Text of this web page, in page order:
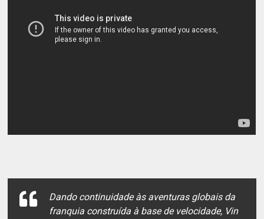
Dando continuidade às aventuras globais da
franquia construída à base de velocidade, Vin